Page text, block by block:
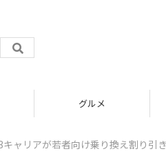
グルメ
ャリアが若者向け乗り換え割り引